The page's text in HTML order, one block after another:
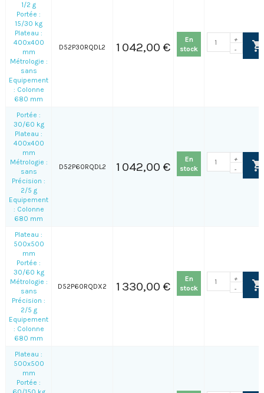
1/2 g
Portée :
15/30 kg
Plateau :
400x400
mm
Métrologie :
sans
Equipement
: Colonne
680 mm
D52P30RQDL2 1 042,00 €
En
stock
+
-
Portée :
30/60 kg
Plateau :
400x400
mm
Métrologie :
sans
Précision :
2/5 g
Equipement
: Colonne
680 mm
D52P60RQDL2 1 042,00 €
En
stock
+
-
Plateau :
500x500
mm
Portée :
30/60 kg
Métrologie :
sans
Précision :
2/5 g
Equipement
: Colonne
680 mm
D52P60RQDX2 1 330,00 €
En
stock
+
-
Plateau :
500x500
mm
Portée :